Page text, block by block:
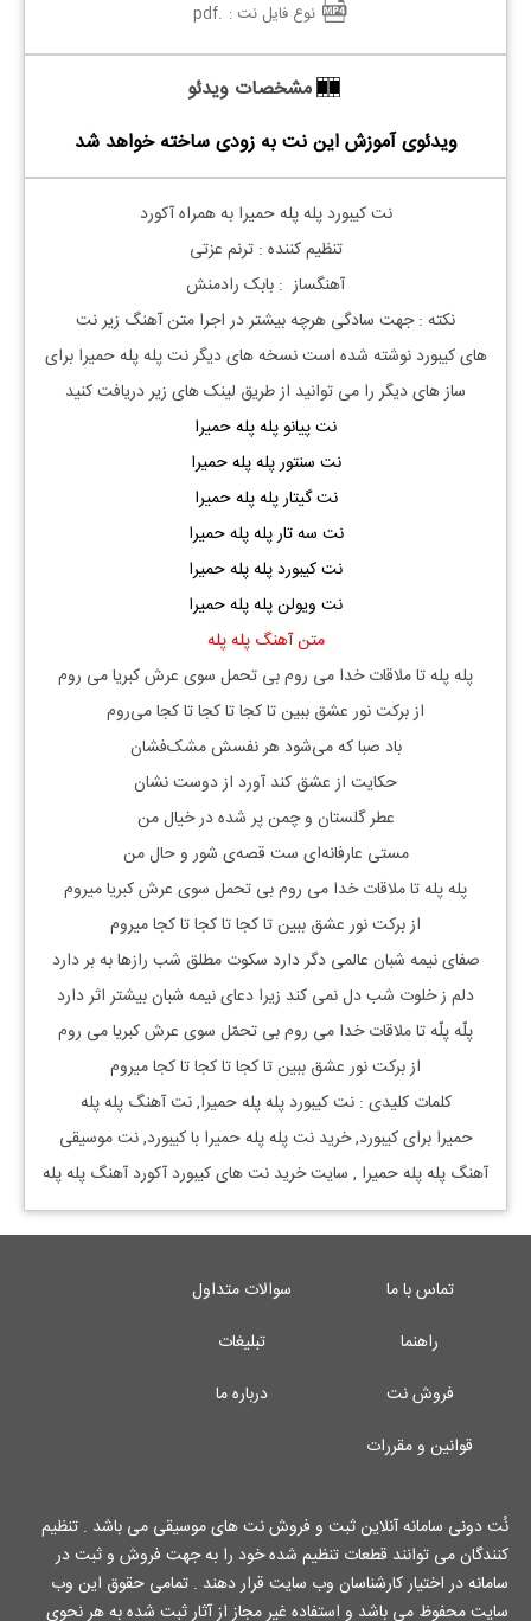
نوع فایل نت : .pdf
مشخصات ویدئو
ویدئوی آموزش این نت به زودی ساخته خواهد شد
نت کیبورد پله پله حمیرا به همراه آکورد
تنظیم کننده : ترنم عزتی
آهنگساز : بابک رادمنش
نکته : جهت سادگی هرچه بیشتر در اجرا متن آهنگ زیر نت
هایکیبورد نوشته شده است نسخه های دیگر نتپله پله حمیرابرای
ساز های دیگر را می توانید از طریق لینک های زیر دریافت کنید
نت پیانو پله پله حمیرا
نت سنتور پله پله حمیرا
نت گیتار پله پله حمیرا
نت سه تار پله پله حمیرا
نت کیبورد پله پله حمیرا
نت ویولن پله پله حمیرا
متن آهنگ پله پله
پله پله تا ملاقات خدا می روم بی تحمل سوی عرش کبریا می روم
از برکت نور عشق ببین تا کجا تا کجا تا کجا می‌روم
باد صبا که می‌شود هر نفسش مشک‌فشان
حکایت از عشق کند آورد از دوست نشان
عطر گلستان و چمن پر شده در خیال من
مستی عارفانه‌ای ست قصه‌ی شور و حال من
پله پله تا ملاقات خدا می روم بی تحمل سوی عرش کبریا میروم
از برکت نور عشق ببین تا کجا تا کجا تا کجا میروم
صفای نیمه شبان عالمی دگر دارد سکوت مطلق شب رازها به بر دارد
دلم ز خلوت شب دل نمی کند زیرا دعای نیمه شبان بیشتر اثر دارد
پلّه پلّه تا ملاقات خدا می روم بی تحمّل سوی عرش کبریا می روم
از برکت نور عشق ببین تا کجا تا کجا تا کجا میروم
کلمات کلیدی : نتکیبورد پله پله حمیرا, نت آهنگ پله پله
حمیرا برایکیبورد, خرید نتپله پله حمیرا باکیبورد, نت موسیقی
آهنگ پله پله حمیرا , سایت خرید نت های کیبورد آکورد آهنگ پله پله
تماس با ما
سوالات متداول
راهنما
تبلیغات
فروش نت
درباره ما
قوانین و مقررات
نُت دونی سامانه آنلاین ثبت و فروش نت های موسیقی می باشد . تنظیم
کنندگان می توانند قطعات تنظیم شده خود را به جهت فروش و ثبت در
سامانه در اختیار کارشناسان وب سایت قرار دهند . تمامی حقوق این وب
سایت محفوظ می باشد و استفاده غیر مجاز از آثار ثبت شده به هر نحوی